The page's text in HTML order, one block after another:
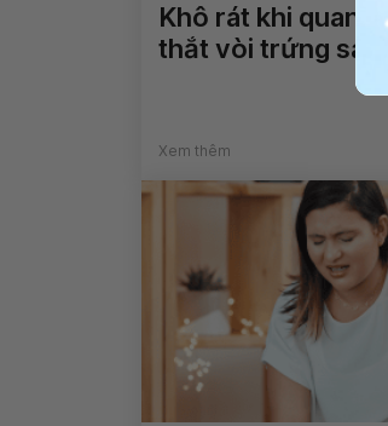
Khô rát khi quan
thắt vòi trứng sau
Xem thêm